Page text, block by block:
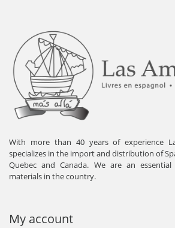
With more than 40 years of experience
specializes in the import and distribution of
Quebec and Canada. We are an
materials in the country.
My account